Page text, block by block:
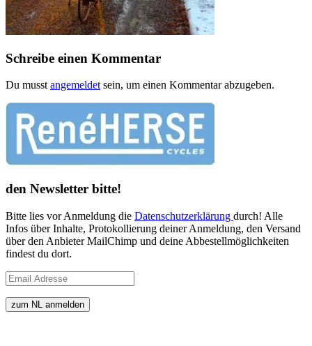
Schreibe einen Kommentar
Du musst angemeldet sein, um einen Kommentar abzugeben.
den Newsletter bitte!
Bitte lies vor Anmeldung die Datenschutzerklärung durch! Alle
Infos über Inhalte, Protokollierung deiner Anmeldung, den Versand
über den Anbieter MailChimp und deine Abbestellmöglichkeiten
findest du dort.